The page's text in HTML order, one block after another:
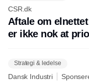
CSR.dk
Aftale om
er ikke nok at
Strategi & ledelse
Dansk Industri